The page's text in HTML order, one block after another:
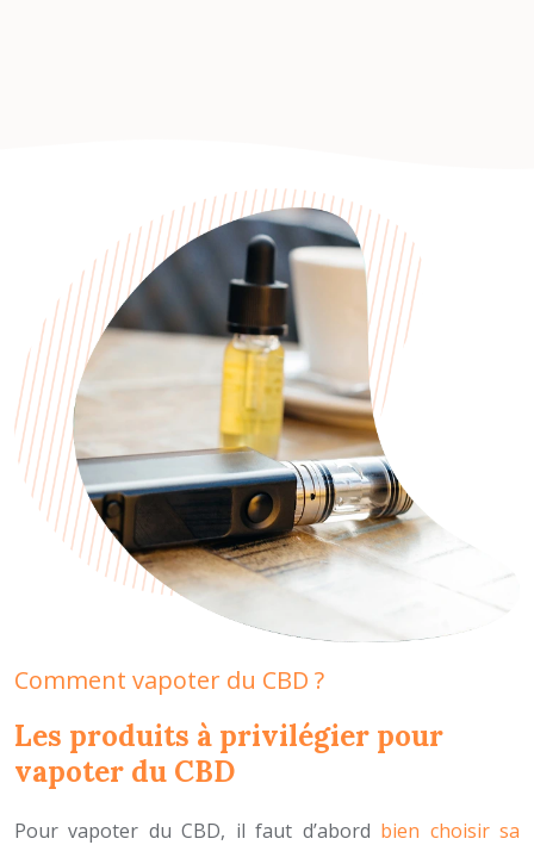
Comment vapoter du CBD ?
Les produits à privilégier pour
vapoter du CBD
Pour vapoter du CBD, il faut d’abord bien choisir sa